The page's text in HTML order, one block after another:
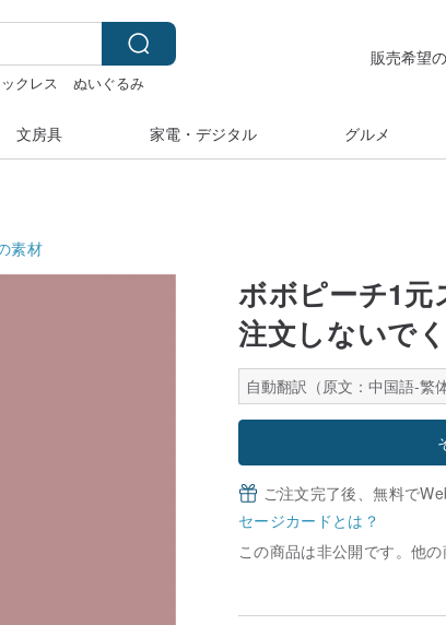
クレス
ぬいぐるみ
販売希望
文房具 家電・デジタル グルメ
素材
ボボピーチ1元
注文しないで
自動翻訳（原文：中国語-繁
ご注文完了後、無料で
セージカードとは？
この商品は非公開です。他の